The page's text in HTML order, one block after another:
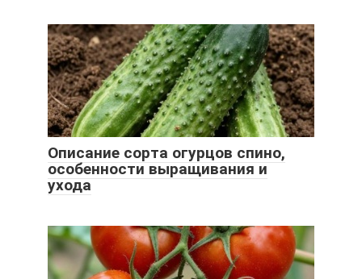
Описание сорта огурцов спино,
особенности выращивания и
ухода